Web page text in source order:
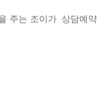
상담예약
주는 조이가